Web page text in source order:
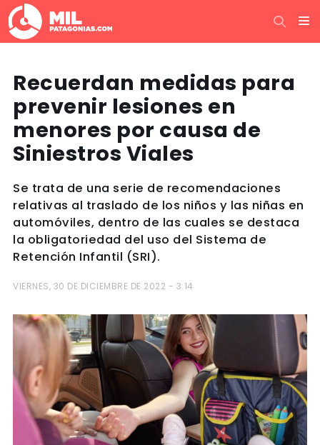
Recuerdan medidas para
prevenir lesiones en
menores por causa de
Siniestros Viales
Se trata de una serie de recomendaciones
relativas al traslado de los niños y las niñas en
automóviles, dentro de las cuales se destaca
la obligatoriedad del uso del Sistema de
Retención Infantil (SRI).
VIERNES, 30 DE DICIEMBRE DE 2022 - 3:14